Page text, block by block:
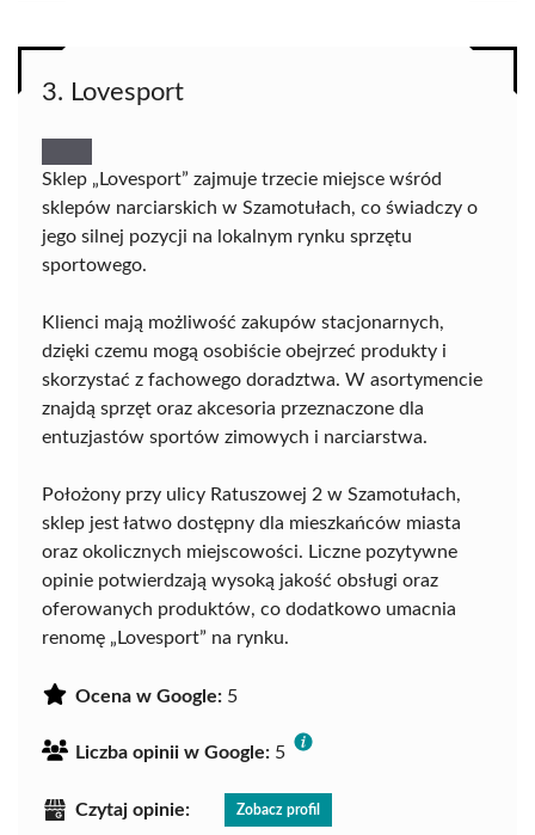
3. Lovesport
Sklep „Lovesport” zajmuje trzecie miejsce wśród
sklepów narciarskich w Szamotułach, co świadczy o
jego silnej pozycji na lokalnym rynku sprzętu
sportowego.
Klienci mają możliwość zakupów stacjonarnych,
dzięki czemu mogą osobiście obejrzeć produkty i
skorzystać z fachowego doradztwa. W asortymencie
znajdą sprzęt oraz akcesoria przeznaczone dla
entuzjastów sportów zimowych i narciarstwa.
Położony przy ulicy Ratuszowej 2 w Szamotułach,
sklep jest łatwo dostępny dla mieszkańców miasta
oraz okolicznych miejscowości. Liczne pozytywne
opinie potwierdzają wysoką jakość obsługi oraz
oferowanych produktów, co dodatkowo umacnia
renomę „Lovesport” na rynku.
Ocena w Google: 5
Liczba opinii w Google: 5
Czytaj opinie: Zobacz profil